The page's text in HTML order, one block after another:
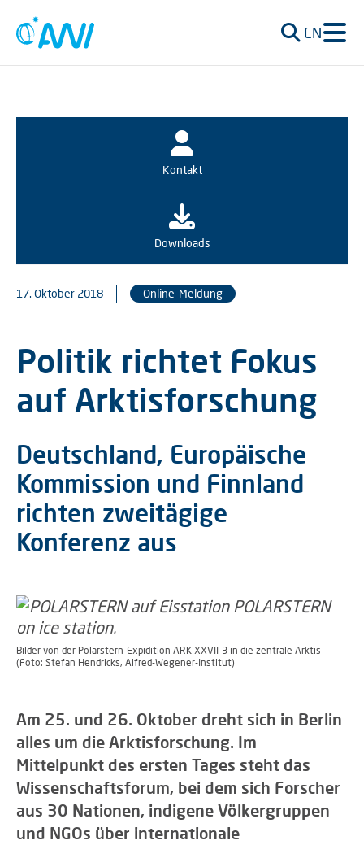
EN
Kontakt
Downloads
17. Oktober 2018 Online-Meldung
Politik richtet Fokus
auf Arktisforschung
Deutschland, Europäische
Kommission und Finnland
richten zweitägige
Konferenz aus
Bilder von der Polarstern-Expidition ARK XXVII-3 in die zentrale Arktis
(Foto: Stefan Hendricks, Alfred-Wegener-Institut)
Am 25. und 26. Oktober dreht sich in Berlin
alles um die Arktisforschung. Im
Mittelpunkt des ersten Tages steht das
Wissenschaftsforum, bei dem sich Forscher
aus 30 Nationen, indigene Völkergruppen
und NGOs über internationale